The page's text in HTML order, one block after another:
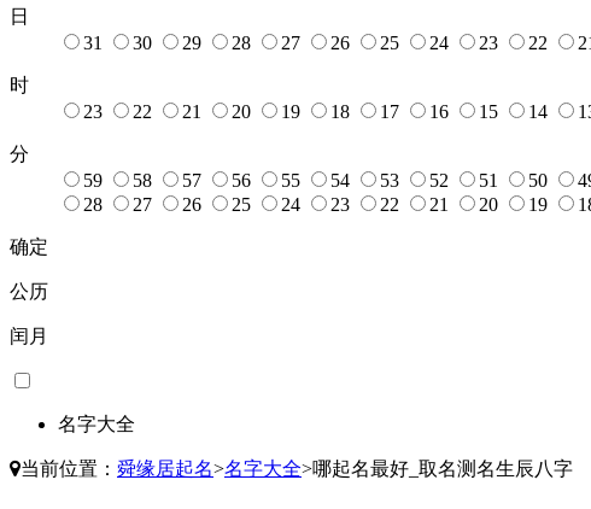
日
31
30 29 28 27 26 25 24 23 22
时
23
22 21 20 19 18 17 16 15 14
分
59
58 57 56 55 54 53 52 51 50
28
27 26 25 24 23 22 21 20 19
确定
公历
闰月
名字大全
当前位置： 舜缘居起名>名字大全>哪起名最好_取名测名生辰八字